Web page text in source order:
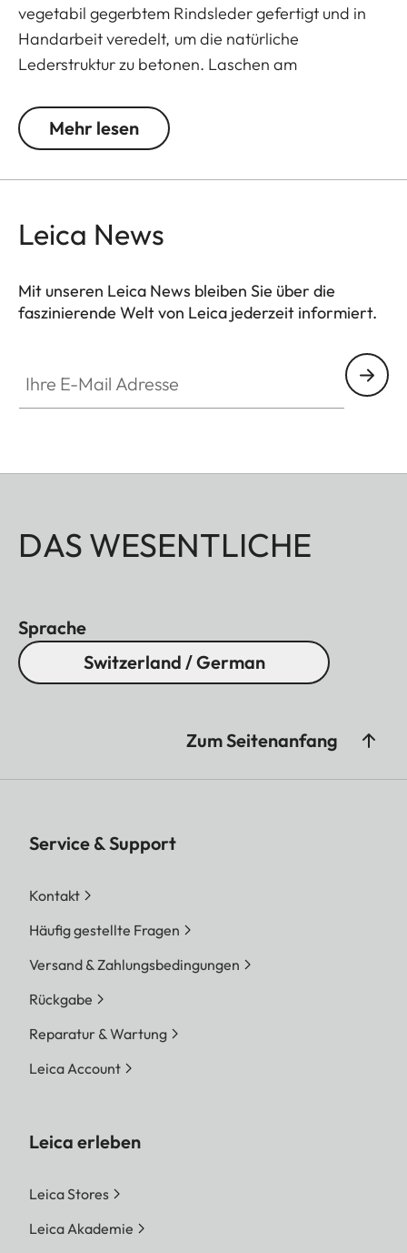
vegetabil gegerbtem Rindsleder gefertigt und in
Handarbeit veredelt, um die natürliche
Lederstruktur zu betonen. Laschen am
Kratzern.
Mehr lesen
Leica News
Mit unseren Leica News bleiben Sie über die
faszinierende Welt von Leica jederzeit informiert.
DAS WESENTLICHE
Sprache
Switzerland / German
Zum Seitenanfang
Service & Support
Kontakt
Häufig gestellte Fragen
Versand & Zahlungsbedingungen
Rückgabe
Reparatur & Wartung
Leica Account
Leica erleben
Leica Stores
Leica Akademie